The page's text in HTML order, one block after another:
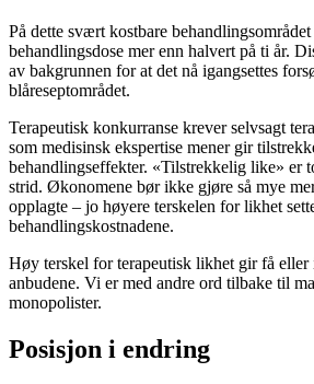
På dette svært kostbare
behandlingsdose mer enn halvert på ti år.
av bakgrunnen for at det nå igangsettes
blåreseptområdet.
Terapeutisk konkurranse krever selvsagt
som medisinsk ekspertise mener gir
behandlingseffekter. «Tilstrekkelig like» er
strid. Økonomene bør ikke gjøre så mye
opplagte – jo høyere terskelen for likhet
behandlingskostnadene.
Høy terskel for terapeutisk likhet gir få
anbudene. Vi er med andre ord tilbake til
monopolister.
Posisjon i endring